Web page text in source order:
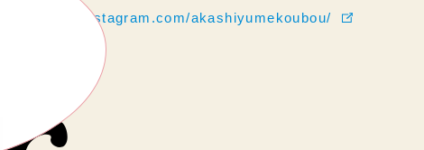
https://www.instagram.com/akashiyumekoubou/